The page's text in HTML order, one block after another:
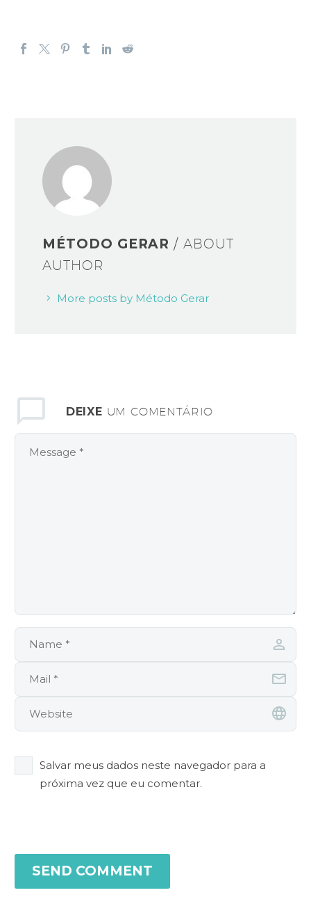
MÉTODO GERAR/ ABOUT
AUTHOR
More posts by Método Gerar
DEIXE UM COMENTÁRIO
Salvar meus dados neste navegador para a
próxima vez que eu comentar.
SEND COMMENT